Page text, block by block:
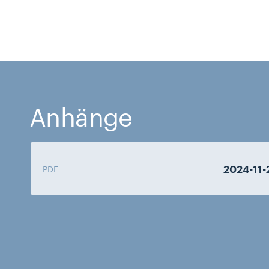
Anhänge
PDF 2024-